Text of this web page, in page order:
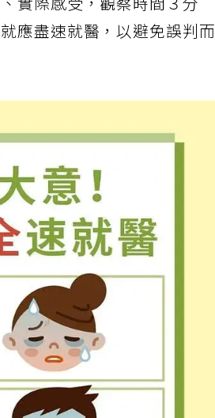
實際感受，觀察時間３分
應盡速就醫，以避免誤判而